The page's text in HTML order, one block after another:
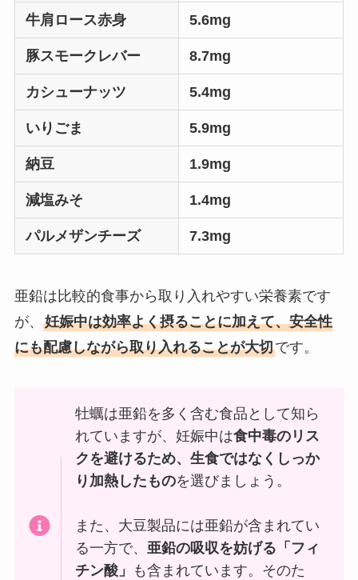
牛肩ロース赤身 5.6mg
豚スモークレバー 8.7mg
カシューナッツ 5.4mg
いりごま 5.9mg
納豆 1.9mg
減塩みそ 1.4mg
パルメザンチーズ 7.3mg
亜鉛は比較的食事から取り入れやすい栄養素です
が、 妊娠中は効率よく摂ることに加えて、安全性
にも配慮しながら取り入れることが大切です。
牡蠣は亜鉛を多く含む食品として知ら
れていますが、妊娠中は食中毒のリス
クを避けるため、生食ではなくしっか
り加熱したものを選びましょう。
また、大豆製品には亜鉛が含まれてい
る一方で、亜鉛の吸収を妨げる「フィ
チン酸」
も含まれています。そのた